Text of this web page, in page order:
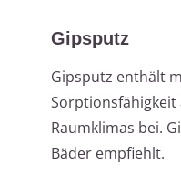
Gipsputz
Gipsputz enthält
Sorptionsfähigkeit
Raumklimas bei.
Bäder empfiehlt.